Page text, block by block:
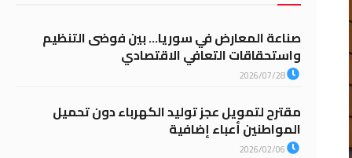
صناعة المعارض في سوريا… بين فوضى التنظيم
واستحقاقات التعافي الاقتصادي
2026/07/28
مقترح لتمويل عجز توليد الكهرباء دون تحميل
المواطنين أعباء إضافية
2026/02/06